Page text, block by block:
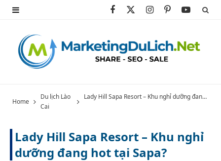
c
k
T
e
I
s
P
n
Y
u
Home
Du lịch Lào
Cai
Lady Hill Sapa Resort – Khu nghỉ dưỡng đang hot tại Sapa?
Lady Hill Sapa Resort – Khu nghỉ
dưỡng đang hot tại Sapa?